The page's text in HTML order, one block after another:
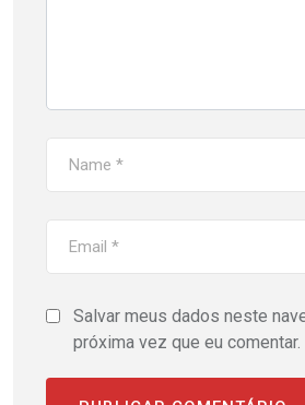
Salvar meus dados neste
próxima vez que eu comentar.